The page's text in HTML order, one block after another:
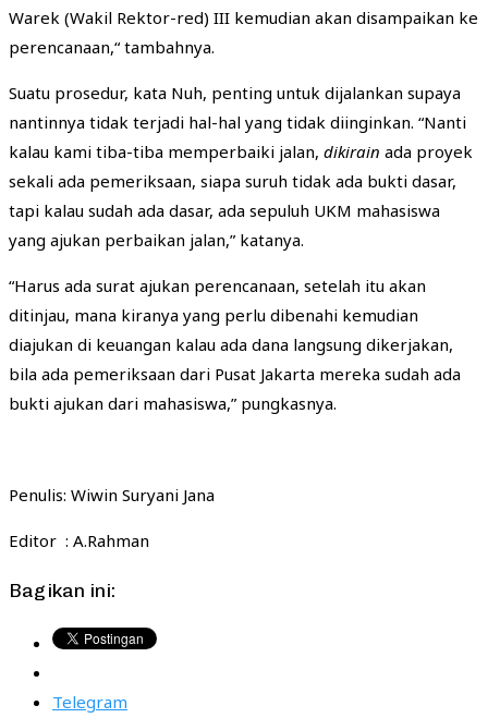
Warek (Wakil Rektor-red) III kemudian akan disampaikan ke
perencanaan,“ tambahnya.
Suatu prosedur, kata Nuh, penting untuk dijalankan supaya
nantinnya tidak terjadi hal-hal yang tidak diinginkan. “Nanti
kalau kami tiba-tiba memperbaiki jalan, dikirain ada proyek
sekali ada pemeriksaan, siapa suruh tidak ada bukti dasar,
tapi kalau sudah ada dasar, ada sepuluh UKM mahasiswa
yang ajukan perbaikan jalan,” katanya.
“Harus ada surat ajukan perencanaan, setelah itu akan
ditinjau, mana kiranya yang perlu dibenahi kemudian
diajukan di keuangan kalau ada dana langsung dikerjakan,
bila ada pemeriksaan dari Pusat Jakarta mereka sudah ada
bukti ajukan dari mahasiswa,” pungkasnya.
Penulis: Wiwin Suryani Jana
Editor : A.Rahman
Bagikan ini:
Telegram